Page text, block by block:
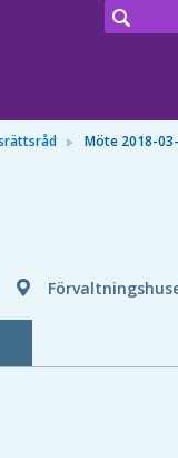
Möte 2018-